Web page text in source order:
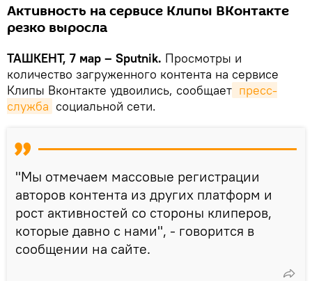
Активность на сервисе Клипы ВКонтакте
резко выросла
ТАШКЕНТ, 7 мар – Sputnik. Просмотры и
количество загруженного контента на сервисе
Клипы Вконтакте удвоились, сообщает пресс-
служба социальной сети.
"Мы отмечаем массовые регистрации
авторов контента из других платформ и
рост активностей со стороны клиперов,
которые давно с нами", - говорится в
сообщении на сайте.